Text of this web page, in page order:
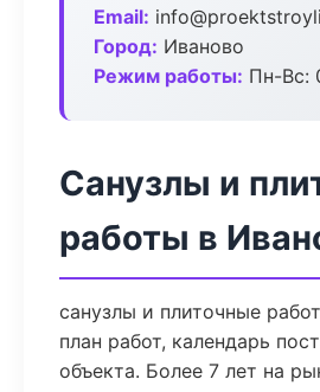
Email:
Город: Иваново
Режим работы: Пн-Вс:
Санузлы и
работы в
санузлы и плиточные
план работ, календарь
объекта. Более 7 лет на